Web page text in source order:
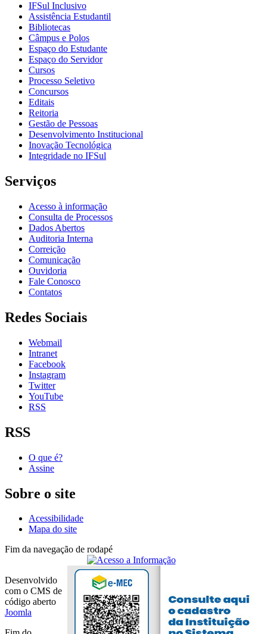
IFSul Inclusivo
Assistência Estudantil
Bibliotecas
Câmpus e Polos
Espaço do Estudante
Espaço do Servidor
Cursos
Processo Seletivo
Concursos
Editais
Reitoria
Gestão de Pessoas
Desenvolvimento Institucional
Inovação Tecnológica
Integridade no IFSul
Serviços
Acesso à informação
Consulta de Processos
Dados Abertos
Auditoria Interna
Correição
Comunicação
Ouvidoria
Fale Conosco
Contatos
Redes Sociais
Webmail
Intranet
Facebook
Instagram
Twitter
YouTube
RSS
RSS
O que é?
Assine
Sobre o site
Acessibilidade
Mapa do site
Fim da navegação de rodapé
Desenvolvido
com o CMS de
código aberto
Joomla